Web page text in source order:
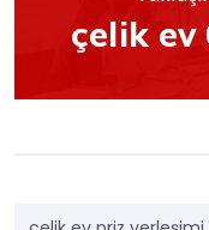
çelik ev